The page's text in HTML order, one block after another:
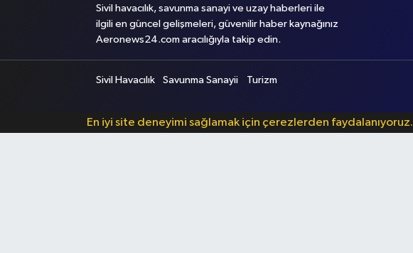
Sivil havacılık, savunma sanayi ve uzay haberleri ile
ilgili en güncel gelişmeleri, güvenilir haber kaynağınız
Aeronews24.com aracılığıyla takip edin.
Sivil Havacılık Savunma Sanayii Turizm
En iyi site deneyimi sağlamak için çerezlerden faydalanıyoruz.